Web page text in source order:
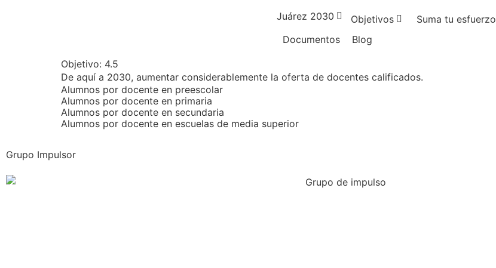
Juárez 2030 Objetivos
Suma tu esfuerzo
Documentos
Blog
Objetivo: 4.5
De aquí a 2030, aumentar considerablemente la oferta de docentes calificados.
Alumnos por docente en preescolar
Alumnos por docente en primaria
Alumnos por docente en secundaria
Alumnos por docente en escuelas de media superior
Grupo Impulsor